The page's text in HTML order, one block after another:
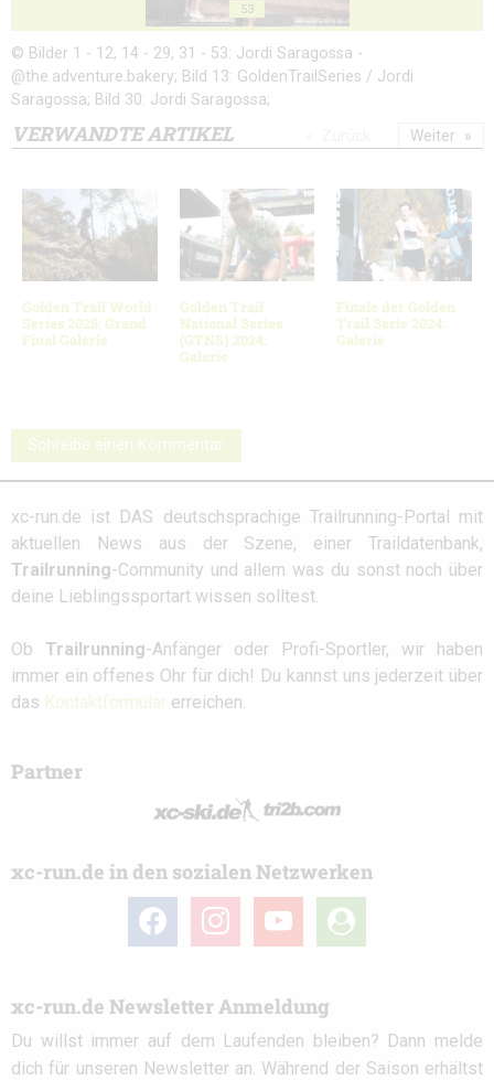
53
© Bilder 1 - 12, 14 - 29, 31 - 53: Jordi Saragossa -
@the.adventure.bakery; Bild 13: GoldenTrailSeries / Jordi
Saragossa; Bild 30: Jordi Saragossa;
VERWANDTE ARTIKEL
Golden Trail World
Series 2025: Grand
Final Galerie
Golden Trail
National Series
(GTNS) 2024:
Galerie
Finale der Golden
Trail Serie 2024:
Galerie
Weiter
Schreibe einen Kommentar
xc-run.de ist DAS deutschsprachige Trailrunning-Portal mit
aktuellen News aus der Szene, einer Traildatenbank,
Trailrunning-Community und allem was du sonst noch über
deine Lieblingssportart wissen solltest.
Ob Trailrunning-Anfänger oder Profi-Sportler, wir haben
immer ein offenes Ohr für dich! Du kannst uns jederzeit über
das Kontaktformular erreichen.
Partner
xc-run.de in den sozialen Netzwerken
facebook instagramyoutube
user-
circle
xc-run.de Newsletter Anmeldung
Du willst immer auf dem Laufenden bleiben? Dann melde
dich für unseren Newsletter an. Während der Saison erhältst